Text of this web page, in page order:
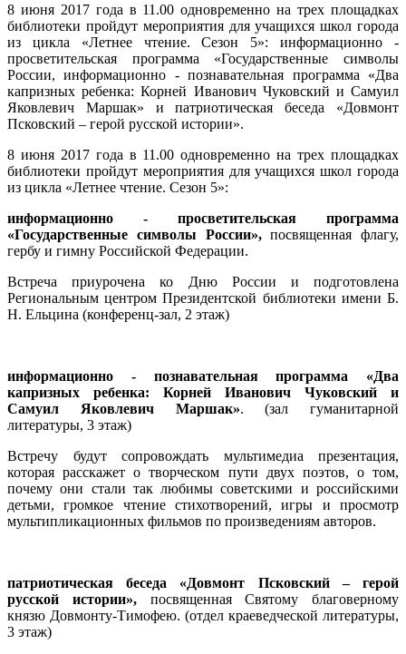
8 июня 2017 года в 11.00 одновременно на трех площадках
библиотеки пройдут мероприятия для учащихся школ города
из цикла «Летнее чтение. Сезон 5»: информационно -
просветительская программа «Государственные символы
России, информационно - познавательная программа «Два
капризных ребенка: Корней Иванович Чуковский и Самуил
Яковлевич Маршак» и патриотическая беседа «Довмонт
Псковский – герой русской истории».
8 июня 2017 года в 11.00 одновременно на трех площадках
библиотеки пройдут мероприятия для учащихся школ города
из цикла «Летнее чтение. Сезон 5»:
информационно - просветительская программа
«Государственные символы России»,посвященная флагу,
гербу и гимну Российской Федерации.
Встреча приурочена ко Дню России и
подготовлена
Региональным центром Президентской библиотеки имени Б.
Н. Ельцина (конференц-зал, 2 этаж)
информационно - познавательная программа «Два
капризных ребенка: Корней Иванович Чуковский и
Самуил Яковлевич Маршак». (зал гуманитарной
литературы, 3 этаж)
Встречу будут сопровождать мультимедиа презентация,
которая расскажет о творческом пути двух поэтов, о том,
почему они стали так любимы советскими и российскими
детьми, громкое чтение стихотворений, игры и просмотр
мультипликационных фильмов по произведениям авторов.
патриотическая беседа «Довмонт Псковский – герой
русской истории», посвященная Святому благоверному
князю Довмонту-Тимофею. (отдел краеведческой литературы,
3 этаж)